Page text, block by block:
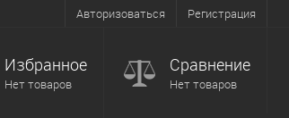
Авторизоваться Регистрация
Избранное
Нет товаров
Сравнение
Нет товаров